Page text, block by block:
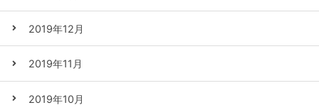
2019年12月
2019年11月
2019年10月